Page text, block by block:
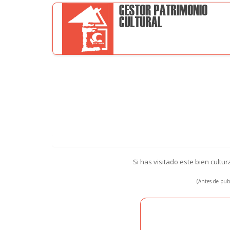
Si has visitado este bien
(Antes de